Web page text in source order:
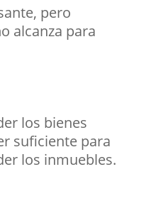
pero
alcanza para
los bienes
suficiente para
los inmuebles.